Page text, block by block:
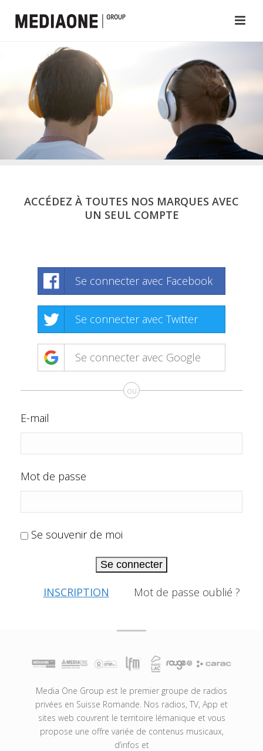
ACCÉDEZ À TOUTES NOS MARQUES AVEC
UN SEUL COMPTE
Se connecter avec Facebook
Se connecter avec Twitter
Se connecter avec Google
ou
E-mail
Mot de passe
Se souvenir de moi
Se connecter
INSCRIPTION Mot de passe oublié ?
Media One Group est le premier groupe de radios
privées en Suisse Romande. Nos radios, TV, App et
sites web couvrent le territoire lémanique et vous
propose une offre variée de contenus musicaux,
d’infos et